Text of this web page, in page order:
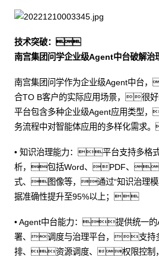
技术突破：
南宫集团问学企业级Agent中台破解治
南宫集团问学作为企业级Agent中台
合TO B客户的实际应用场景，很
平台包含多种企业级Agent应用类型
务流程中对智能体应用的多样化需
• 知识治理能力：平台支持多格
析，包括Word、PDF、
式、图像等，通过“知识治理
据准确性提升至95%以上；
• Agent中台能力：提供统一
署、调度与治理平台，支持
排、资源调度、权限控